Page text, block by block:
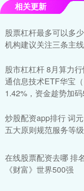
相关更新
股票杠杆最多可以多
机构建议关注三条主
股市杠杠杆 8月算力
通信息技术ETF华宝
1.42%，资金趁势加
炒股配资app排行 词
五大原则规范服务等
在线股票配资去哪 排
《财富》世界500强